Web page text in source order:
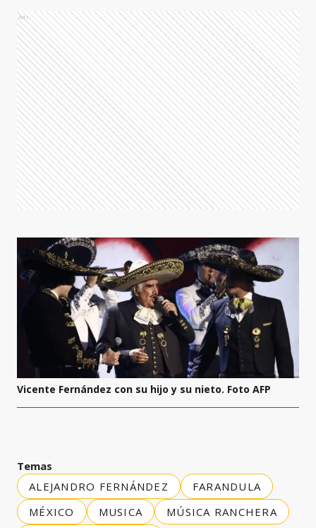
Ads
Vicente Fernández con su hijo y su nieto. Foto AFP
Temas
ALEJANDRO FERNÁNDEZ
FARANDULA
MÉXICO
MUSICA MÚSICA RANCHERA